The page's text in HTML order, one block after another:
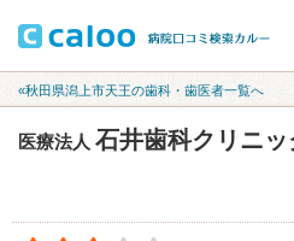
«秋田県潟上市天王の歯科・歯医者一覧へ
医療法人 石井歯科クリニッ